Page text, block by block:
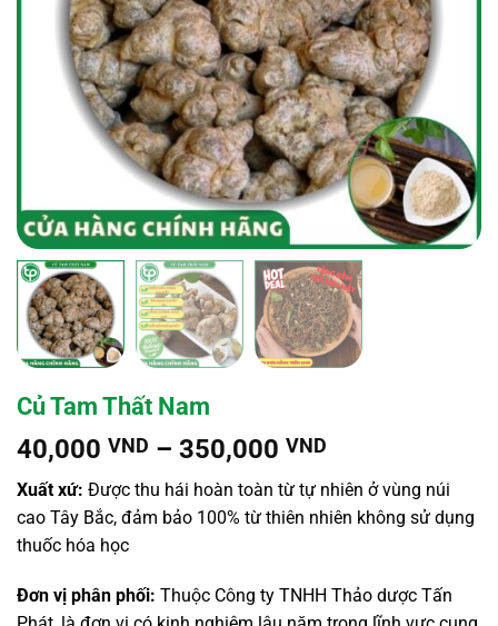
Củ Tam Thất Nam
40,000 VND – 350,000 VND
giá:
từ
40,000 VND
350,000 VND
Xuất xứ: Được thu hái hoàn toàn từ tự nhiên ở vùng núi
cao Tây Bắc, đảm bảo 100% từ thiên nhiên không sử dụng
thuốc hóa học
Đơn vị phân phối: Thuộc Công ty TNHH Thảo dược Tấn